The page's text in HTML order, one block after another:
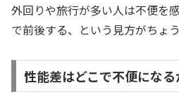
外回りや旅行が多い人は不便を
で前後する、という見方がちょ
性能差はどこで不便になる